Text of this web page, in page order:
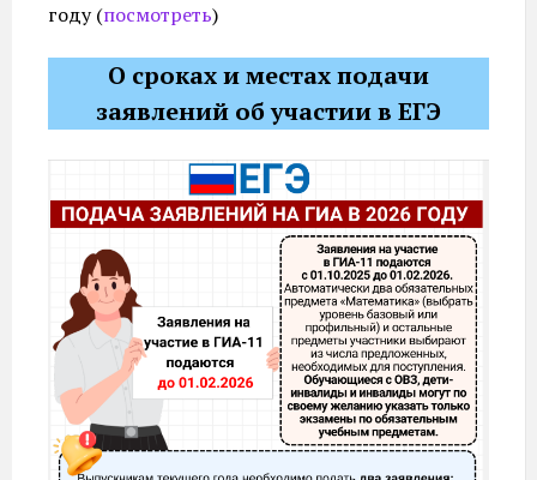
году (посмотреть)
О сроках и местах подачи
заявлений об участии в ЕГЭ